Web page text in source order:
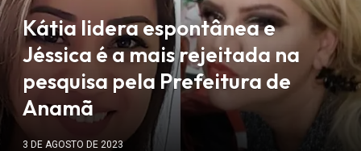
Kátia lidera espontânea e
Jéssica é a mais rejeitada na
pesquisa pela Prefeitura de
Anamã
3 DE AGOSTO DE 2023